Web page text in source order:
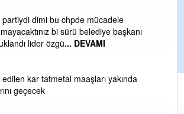
Erdemir'i özelleştirenler düşünsün
Erdemir özelleştirilmeseydi sponsor
... DEVAMI
ve yönetim kurulu, güzel bir
terası sayenizde huzur ve ahlak bulacak